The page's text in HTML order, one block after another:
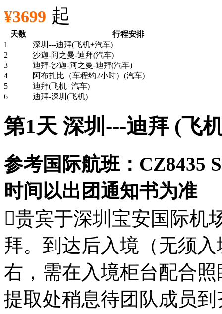
¥3699 起
天数
行程安排
1
深圳---迪拜(飞机+汽车)
2
沙迦-阿之曼-迪拜(汽车)
3
迪拜-沙迦-阿之曼-迪拜(汽车)
4
阿布扎比（车程约2小时）(汽车)
5
迪拜(飞机+汽车)
6
迪拜-深圳(飞机)
第1天 深圳---迪拜 (飞
参考国际航班：CZ8435
时间以出团通知书为准
贵宾于深圳宝安国际机
拜。到达后入境（无须
右，需在入境柜台配合
提取处稍息待团队成员到